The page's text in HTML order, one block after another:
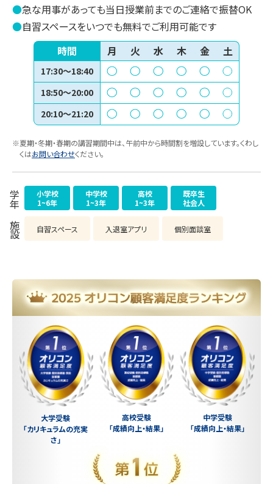
●急な用事があっても当日授業前までのご連絡で振替OK
●自習スペースをいつでも無料でご利用可能です
時間
月 火 水 木 金 土
17:30〜18:40
18:50〜20:00
20:10〜21:20
※夏期・冬期・春期の講習期間中は、午前中から時間割を増設しています。くわし
くはお問い合わせください。
学年
小学校
1~6年
中学校
1~3年
高校
1~3年
既卒生
社会人
施設 自習スペース 入退室アプリ 個別面談室
大学受験
「カリキュラムの充実
さ」
高校受験
「成績向上・結果」
中学受験
「成績向上・結果」